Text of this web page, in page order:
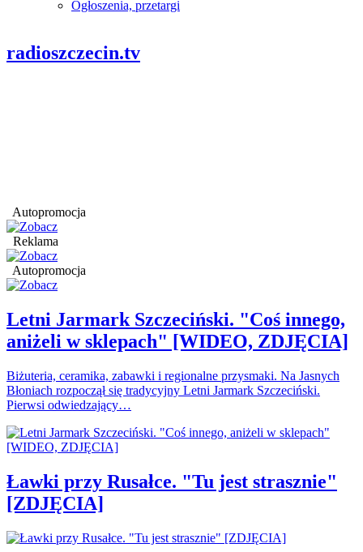
Ogłoszenia, przetargi
radioszczecin.tv
Autopromocja
Reklama
Autopromocja
Letni Jarmark Szczeciński. "Coś innego,
aniżeli w sklepach" [WIDEO, ZDJĘCIA]
Biżuteria, ceramika, zabawki i regionalne przysmaki. Na Jasnych
Błoniach rozpoczął się tradycyjny Letni Jarmark Szczeciński.
Pierwsi odwiedzający…
Ławki przy Rusałce. "Tu jest strasznie"
[ZDJĘCIA]